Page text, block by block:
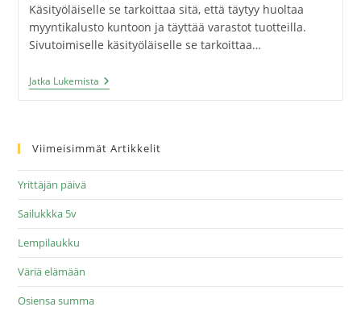
Käsityöläiselle se tarkoittaa sitä, että täytyy huoltaa
myyntikalusto kuntoon ja täyttää varastot tuotteilla.
Sivutoimiselle käsityöläiselle se tarkoittaa…
Jatka Lukemista
Viimeisimmät Artikkelit
Yrittäjän päivä
Sailukkka 5v
Lempilaukku
Väriä elämään
Osiensa summa